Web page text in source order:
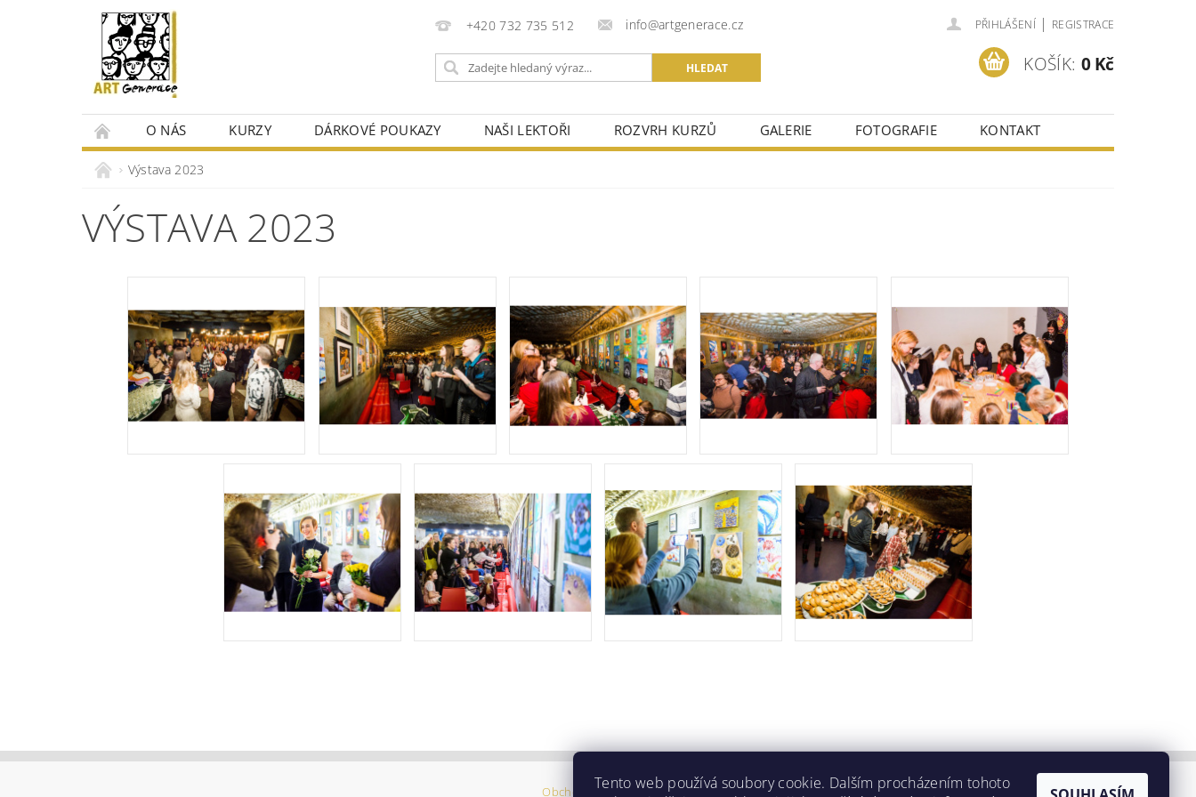
+420 732 735 512 info@artgenerace.cz PŘIHLÁŠENÍ | REGISTRACE
KOŠÍK: 0 Kč
O NÁS KURZY DÁRKOVÉ POUKAZY NAŠI LEKTOŘI ROZVRH KURZŮ GALERIE FOTOGRAFIE KONTAKT
Výstava 2023
VÝSTAVA 2023
Obchodní podmínky
Tento web používá soubory cookie. Dalším procházením tohoto